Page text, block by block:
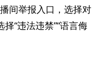
间举报入口，选择对
“违法违禁”“语言侮